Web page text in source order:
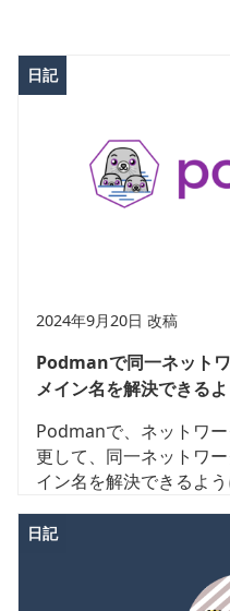
日記
2024年9月20日 改稿
Podmanで同一ネット
メイン名を解決できる
Podmanで、ネットワ
更して、同一ネットワ
イン名を解決できるよう
日記